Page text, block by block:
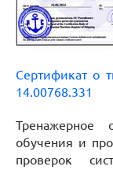
Сертификат о
14.00768.331
Тренажерное
обучения и
проверок